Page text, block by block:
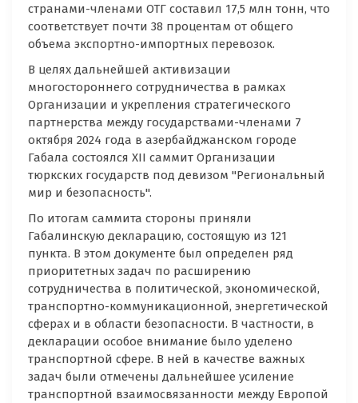
странами-членами ОТГ составил 17,5 млн тонн, что
соответствует почти 38 процентам от общего
объема экспортно-импортных перевозок.
В целях дальнейшей активизации
многостороннего сотрудничества в рамках
Организации и укрепления стратегического
партнерства между государствами-членами 7
октября 2024 года в азербайджанском городе
Габала состоялся XII саммит Организации
тюркских государств под девизом "Региональный
мир и безопасность".
По итогам саммита стороны приняли
Габалинскую декларацию, состоящую из 121
пункта. В этом документе был определен ряд
приоритетных задач по расширению
сотрудничества в политической, экономической,
транспортно-коммуникационной, энергетической
сферах и в области безопасности. В частности, в
декларации особое внимание было уделено
транспортной сфере. В ней в качестве важных
задач были отмечены дальнейшее усиление
транспортной взаимосвязанности между Европой